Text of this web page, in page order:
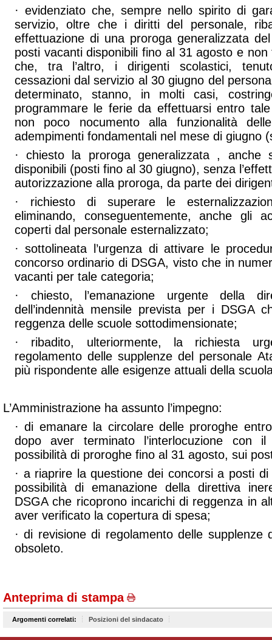
· evidenziato che, sempre nello spirito di
servizio, oltre che i diritti del personale,
effettuazione di una proroga generalizzata
posti vacanti disponibili fino al 31 agosto e
che, tra l’altro, i dirigenti scolastici,
cessazioni dal servizio al 30 giugno del
determinato, stanno, in molti casi,
programmare le ferie da effettuarsi entro
non poco nocumento alla funzionalità
adempimenti fondamentali nel mese di giugno
· chiesto la proroga generalizzata , anche
disponibili (posti fino al 30 giugno), senza
autorizzazione alla proroga, da parte dei
· richiesto di superare le
eliminando, conseguentemente, anche gli
coperti dal personale esternalizzato;
· sottolineata l’urgenza di attivare le
concorso ordinario di DSGA, visto che in
vacanti per tale categoria;
· chiesto, l’emanazione urgente della
dell’indennità mensile prevista per i DSGA
reggenza delle scuole sottodimensionate;
· ribadito, ulteriormente, la richiesta
regolamento delle supplenze del personale
più rispondente alle esigenze attuali della
L’Amministrazione ha assunto l’impegno:
· di emanare la circolare delle proroghe
dopo aver terminato l’interlocuzione con
possibilità di proroghe fino al 31 agosto, sui
· a riaprire la questione dei concorsi a posti
possibilità di emanazione della direttiva
DSGA che ricoprono incarichi di reggenza in
aver verificato la copertura di spesa;
· di revisione di regolamento delle supplenze
obsoleto.
Anteprima di stampa
Argomenti correlati: Posizioni del sindacato